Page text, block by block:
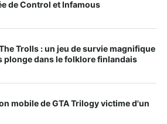
de Control et Infamous
Trolls : un jeu de survie magnifique
plonge dans le folklore finlandais
mobile de GTA Trilogy victime d'un